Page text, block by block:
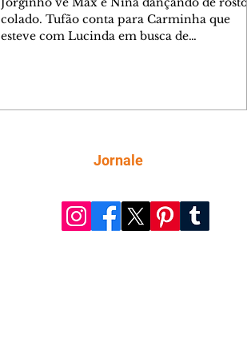
colado. Tufão conta para Carminha que
esteve com Lucinda em busca de
Verônica e Noêmia perseguem Cadinho na
praia deserta. Dolores sugere que Roni peça
fugir da praia
Jornale